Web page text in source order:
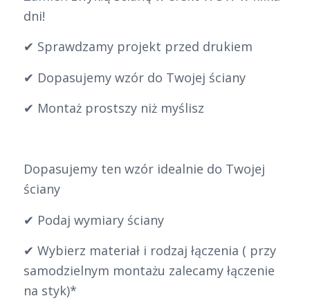
dni!
✔ Sprawdzamy projekt przed drukiem
✔ Dopasujemy wzór do Twojej ściany
✔ Montaż prostszy niż myślisz
Dopasujemy ten wzór idealnie do Twojej
ściany
✔ Podaj wymiary ściany
✔ Wybierz materiał i rodzaj łączenia ( przy
samodzielnym montażu zalecamy łączenie
na styk)*